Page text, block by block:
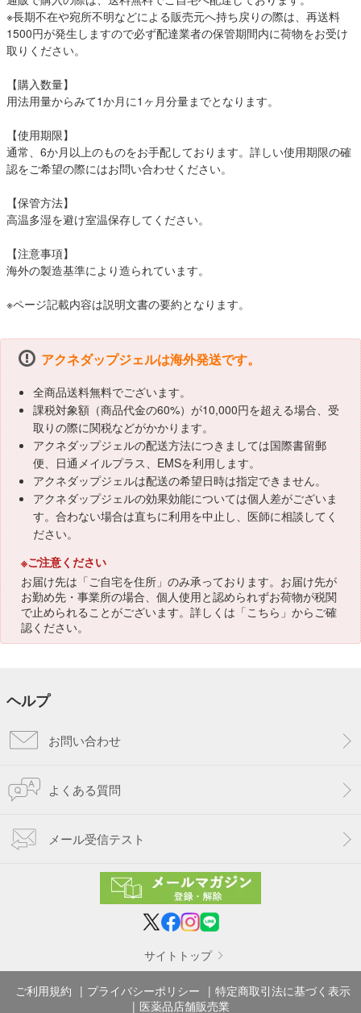
※長期不在や宛所不明などによる販売元へ持ち戻りの際は、再送料
1500円が発生しますので必ず配達業者の保管期間内に荷物をお受け
取りください。
【購入数量】
用法用量からみて1か月に1ヶ月分量までとなります。
【使用期限】
通常、6か月以上のものをお手配しております。詳しい使用期限の確
認をご希望の際にはお問い合わせください。
【保管方法】
高温多湿を避け室温保存してください。
【注意事項】
海外の製造基準により造られています。
※ページ記載内容は説明文書の要約となります。
アクネダップジェルは海外発送です。
全商品送料無料でございます。
課税対象額（商品代金の60%）が10,000円を超える場合、受
取りの際に関税などがかかります。
アクネダップジェルの配送方法につきましては国際書留郵
便、日通メイルプラス、EMSを利用します。
アクネダップジェルは配送の希望日時は指定できません。
アクネダップジェルの効果効能については個人差がございま
す。合わない場合は直ちに利用を中止し、医師に相談してく
ださい。
※ご注意ください
お届け先は「ご自宅を住所」のみ承っております。お届け先が
お勤め先・事業所の場合、個人使用と認められずお荷物が税関
で止められることがございます。詳しくは「こちら 」からご確
認ください。
ヘルプ
お問い合わせ
よくある質問
メール受信テスト
サイトトップ
ご利用規約 プライバシーポリシー
特定商取引法に基づく表示
医薬品店舗販売業